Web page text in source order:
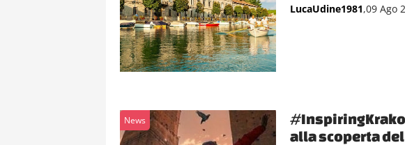
LucaUdine1981,09 Ago
News
alla scoperta